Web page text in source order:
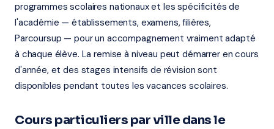
programmes scolaires nationaux et les spécificités de
l'académie — établissements, examens, filières,
Parcoursup — pour un accompagnement vraiment adapté
à chaque élève. La remise à niveau peut démarrer en cours
d'année, et des stages intensifs de révision sont
disponibles pendant toutes les vacances scolaires.
Cours particuliers par ville dans le